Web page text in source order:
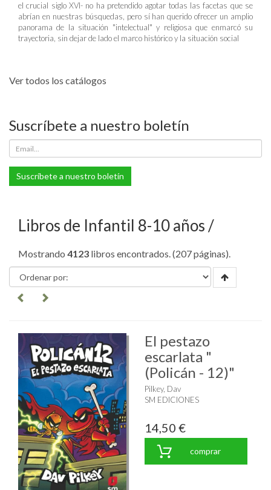
el crucial siglo XVI- no ha pretendido agotar todas las facetas que se
abrían en nuestras búsquedas, pero sí han querido ofrecer un amplio
panorama de la situación "intelectual" y religiosa que enmarcó su
trayectoria, sin dejar de lado el marco histórico y la situación social
Ver todos los catálogos
Suscríbete a nuestro boletín
Suscríbete a nuestro boletín
Libros de Infantil 8-10 años
Mostrando 4123 libros encontrados. (207 páginas).
El pestazo
escarlata "
(Policán - 12)"
Pilkey, Dav
SM EDICIONES
14,50 €
comprar